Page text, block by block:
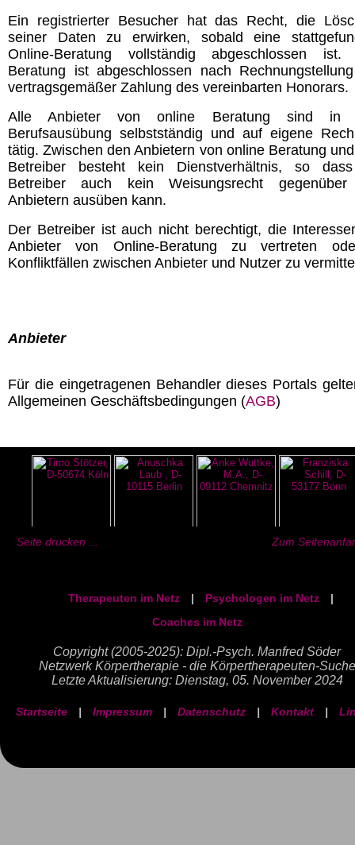
Ein registrierter Besucher hat das Recht, die
seiner Daten zu erwirken, sobald eine
Online-Beratung vollständig abgeschlossen ist.
Beratung ist abgeschlossen nach
vertragsgemäßer Zahlung des vereinbarten Honorars.
Alle Anbieter von online Beratung sind in
Berufsausübung selbstständig und auf eigene
tätig. Zwischen den Anbietern von online Beratung
Betreiber besteht kein Dienstverhältnis, so
Betreiber auch kein Weisungsrecht
Anbietern ausüben kann.
Der Betreiber ist auch nicht berechtigt, die
Anbieter von Online-Beratung zu vertreten
Konfliktfällen zwischen Anbieter und Nutzer zu
Anbieter
Für die eingetragenen Behandler dieses Portals
Allgemeinen Geschäftsbedingungen (AGB)
Seite drucken ... Zum
Therapeuten im Netz | Psychologen im Netz
|
Coaches im Netz
Copyright (2005-2025): Dipl.-Psych. Manfred Söder
Netzwerk Körpertherapie - die Körpertherapeuten-Suche
Letzte Aktualisierung: Dienstag, 05. November 2024
Startseite | Impressum | Datenschutz | Kontakt |